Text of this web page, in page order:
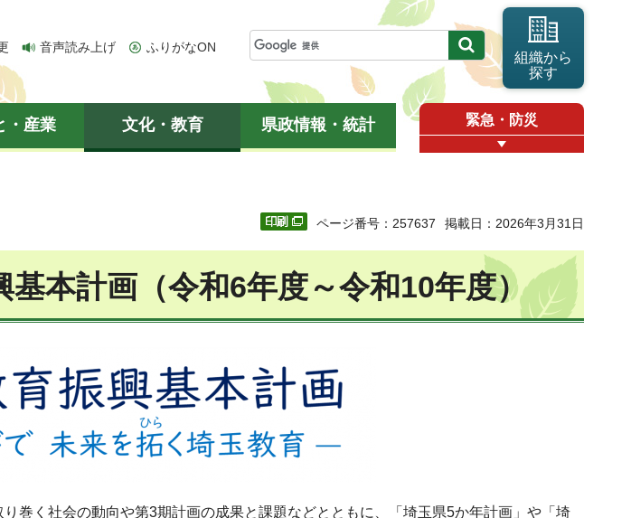
音声読み上げ ふりがなON
組織から
探す
・産業 文化・教育 県政情報・統計 緊急・防災
ページ番号：257637 掲載日：2026年3月31日
基本計画（令和6年度～令和10年度）
巻く社会の動向や第3期計画の成果と課題などとともに、「埼玉県5か年計画」や「埼